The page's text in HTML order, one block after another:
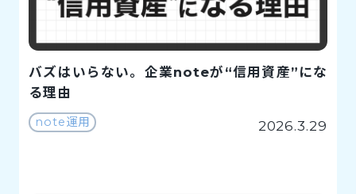
バズはいらない。企業noteが“信用資産”にな
る理由
note運用 2026.3.29